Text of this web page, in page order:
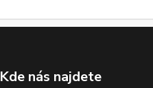
Kde nás najdete